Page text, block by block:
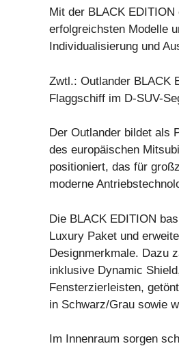
Mit der BLACK
erfolgreichsten Modelle
Individualisierung und
Zwtl.: Outlander BLACK
Flaggschiff im D-SUV-
Der Outlander bildet als
des europäischen
positioniert, das für
moderne
Die BLACK EDITION
Luxury Paket und
Designmerkmale. Dazu
inklusive Dynamic
Fensterzierleisten,
in Schwarz/Grau sowie
Im Innenraum sorgen